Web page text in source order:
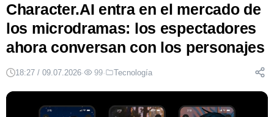
Character.AI entra en el mercado de
los microdramas: los espectadores
ahora conversan con los personajes
18:27 / 09.07.2026· 99· Tecnología